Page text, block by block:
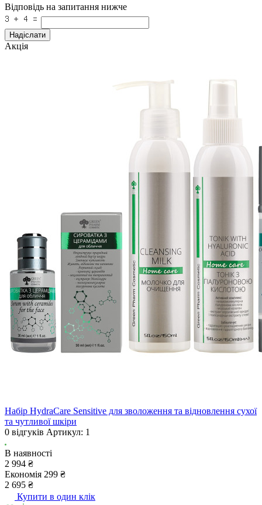
Відповідь на запитання нижче
Надіслати
Акція
Набір HydraCare Sensitive для зволоження та відновлення сухої
та чутливої шкіри
0 відгуків Артикул: 1
В наявності
2 994 ₴
Економія 299 ₴
2 695 ₴
Купити в один клік